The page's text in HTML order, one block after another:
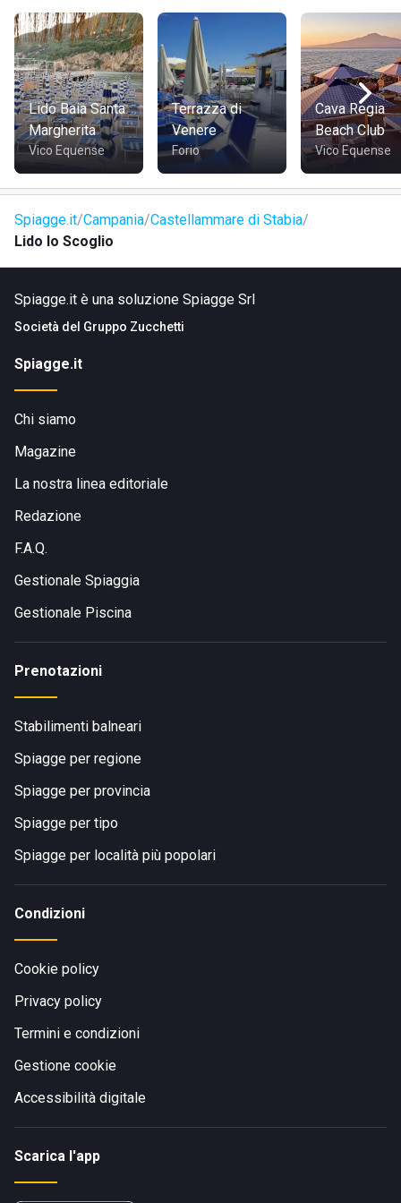
locali, taxi o a piedi. A piedi: se ti trovi già nella zona di
Castellammare di Stabia, la struttura è raggiungibile
seguendo Via Sorrentina e le indicazioni locali verso il
mare.
Visita il sito di Lido lo Scoglio
Lido Baia Santa
Margherita
Vico Equense
Terrazza di
Venere
Forio
Cava Regia
Beach Club
Vico Equense
Spiagge.it Campania Castellammare di Stabia
Lido lo Scoglio
Spiagge.it è una soluzione Spiagge Srl
Società del Gruppo Zucchetti
Spiagge.it
Chi siamo
Magazine
La nostra linea editoriale
Redazione
F.A.Q.
Gestionale Spiaggia
Gestionale Piscina
Prenotazioni
Stabilimenti balneari
Spiagge per regione
Spiagge per provincia
Spiagge per tipo
Spiagge per località più popolari
Condizioni
Cookie policy
Privacy policy
Termini e condizioni
Gestione cookie
Accessibilità digitale
Scarica l'app